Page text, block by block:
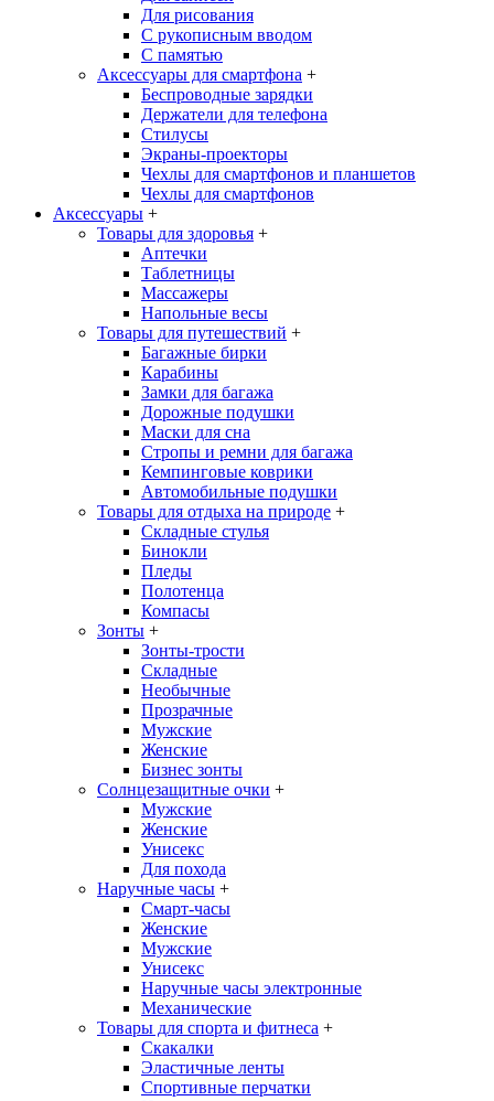
Для рисования
С рукописным вводом
С памятью
Аксессуары для смартфона +
Беспроводные зарядки
Держатели для телефона
Стилусы
Экраны-проекторы
Чехлы для смартфонов и планшетов
Чехлы для смартфонов
Аксессуары +
Товары для здоровья +
Аптечки
Таблетницы
Массажеры
Напольные весы
Товары для путешествий +
Багажные бирки
Карабины
Замки для багажа
Дорожные подушки
Маски для сна
Стропы и ремни для багажа
Кемпинговые коврики
Автомобильные подушки
Товары для отдыха на природе +
Складные стулья
Бинокли
Пледы
Полотенца
Компасы
Зонты +
Зонты-трости
Складные
Необычные
Прозрачные
Мужские
Женские
Бизнес зонты
Солнцезащитные очки +
Мужские
Женские
Унисекс
Для похода
Наручные часы +
Смарт-часы
Женские
Мужские
Унисекс
Наручные часы электронные
Механические
Товары для спорта и фитнеса +
Скакалки
Эластичные ленты
Спортивные перчатки